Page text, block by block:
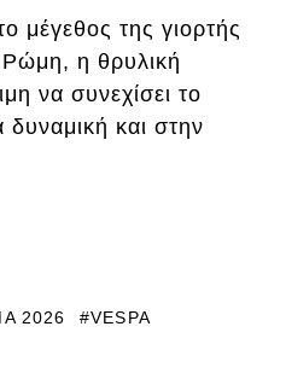
μέγεθος της γιορτής
Ρώμη, η θρυλική
να συνεχίσει το
δυναμική και στην
2026
VESPA